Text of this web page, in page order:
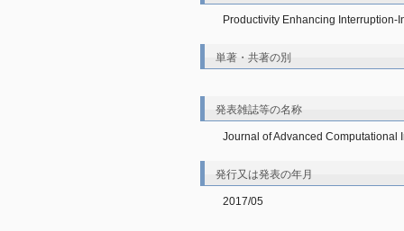
Productivity Enhancing Interruption-
単著・共著の別
発表雑誌等の名称
Journal of Advanced Computational
発行又は発表の年月
2017/05